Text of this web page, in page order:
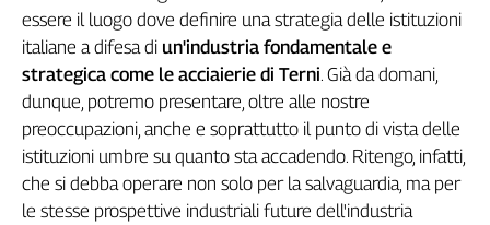
Inserti
Diffusa
InFlai
Le
trasmissioni
essere il luogo dove definire una strategia delle istituzioni
italiane a difesa di un'industria fondamentale e
strategica come le acciaierie di Terni. Già da domani,
dunque, potremo presentare, oltre alle nostre
preoccupazioni, anche e soprattutto il punto di vista delle
istituzioni umbre su quanto sta accadendo. Ritengo, infatti,
che si debba operare non solo per la salvaguardia, ma per
le stesse prospettive industriali future dell'industria